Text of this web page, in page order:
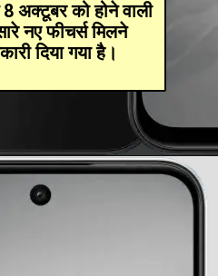
अक्टूबर को होने वाली
नए फीचर्स मिलने
दिया गया है।